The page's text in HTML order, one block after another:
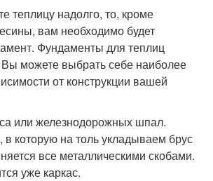
теплицу надолго, то, кроме
вам необходимо будет
Фундаменты для теплиц
можете выбрать себе наиболее
от конструкции вашей
или железнодорожных шпал.
которую на толь укладываем брус
все металлическими скобами.
уже каркас.